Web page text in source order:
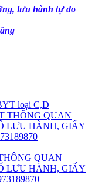
lưu hành tự do
loại C,D
QUAN
LƯU HÀNH, GIẤY